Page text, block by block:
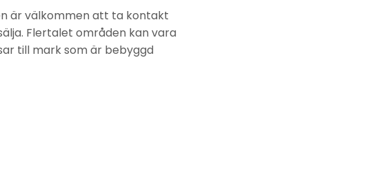
är välkommen att ta kontakt
Flertalet områden kan vara
till mark som är bebyggd